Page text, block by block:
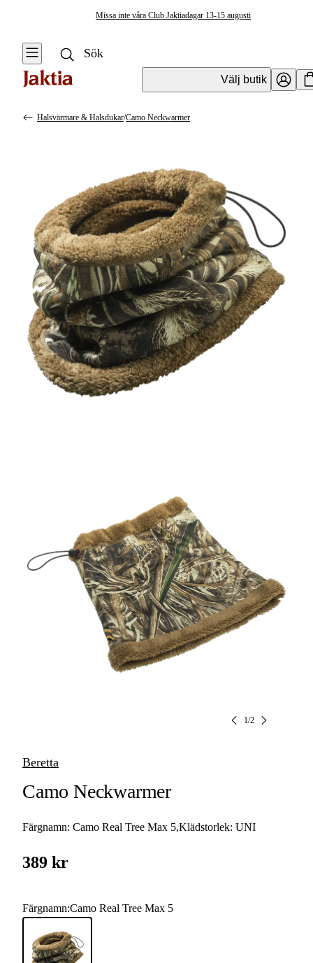
Missa inte våra Club Jaktiadagar 13-15 augusti
Välj butik
Byxor & Shorts
Tröjor &
Skjortor
Kängor & Skor
Underkläder &
Balaclava &
Ansiktsmasker
Plaggvård
Plånböcker &
Licenshållare
Slipsar &
Näsdukar
Bälten & hängslen
Halsvärmare &
Halsdukar
Halsvärmare & Halsdukar/Camo Neckwarmer
1/2
Beretta
Camo Neckwarmer
Färgnamn: Camo Real Tree Max 5,Klädstorlek: UNI
389 kr
Färgnamn:Camo Real Tree Max 5